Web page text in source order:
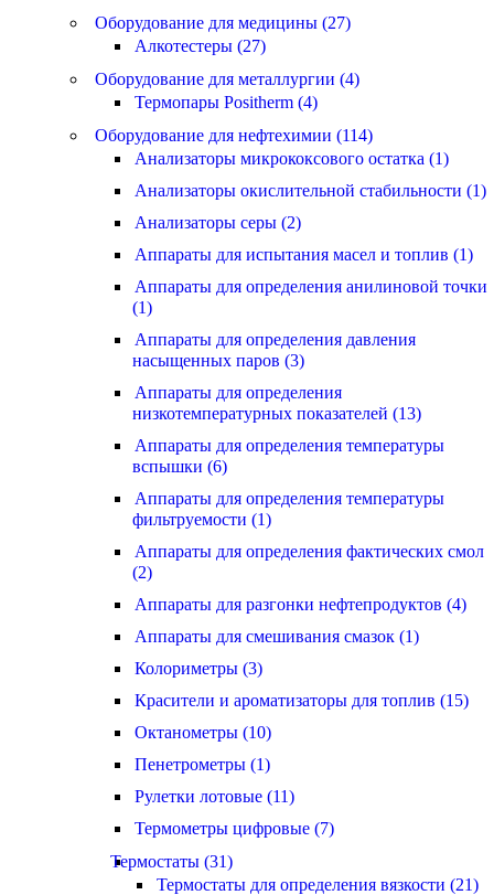
Оборудование для медицины (27)
Алкотестеры (27)
Оборудование для металлургии (4)
Термопары Positherm (4)
Оборудование для нефтехимии (114)
Анализаторы микрококсового остатка (1)
Анализаторы окислительной стабильности (1)
Анализаторы серы (2)
Аппараты для испытания масел и топлив (1)
Аппараты для определения анилиновой точки
(1)
Аппараты для определения давления
насыщенных паров (3)
Аппараты для определения
низкотемпературных показателей (13)
Аппараты для определения температуры
вспышки (6)
Аппараты для определения температуры
фильтруемости (1)
Аппараты для определения фактических смол
(2)
Аппараты для разгонки нефтепродуктов (4)
Аппараты для смешивания смазок (1)
Колориметры (3)
Красители и ароматизаторы для топлив (15)
Октанометры (10)
Пенетрометры (1)
Рулетки лотовые (11)
Термометры цифровые (7)
Термостаты (31)
Термостаты для определения вязкости (21)